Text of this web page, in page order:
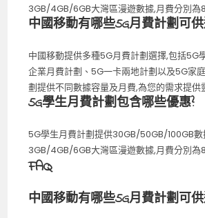
3GB/4GB/6GB大灣區漫遊數據,月費分別
中國移動有哪些5G月費計劃可供
中國移動提供多種5G月費計劃選擇,包括5G
企業月費計劃、5G一卡兩地計劃以及5G家
劃提供不同數據容量及月費,為您的需求提供
5G學生月費計劃包含哪些優惠?
5G學生月費計劃提供30GB/50GB/100GB數
3GB/4GB/6GB大灣區漫遊數據,月費分別
FAQ
中國移動有哪些5G月費計劃可供